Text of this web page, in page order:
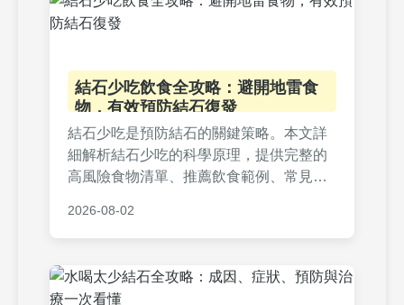
結石少吃飲食全攻略：避開地雷食
物，有效預防結石復發
結石少吃是預防結石的關鍵策略。本文詳
細解析結石少吃的科學原理，提供完整的
高風險食物清單、推薦飲食範例、常見問
遠離結石痛苦。內容包含實用表格與排行
榜，深入淺出，實用性強。
2026-08-02